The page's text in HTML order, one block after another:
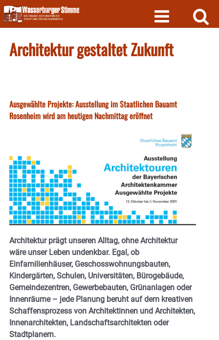
Skip
to
content
Architektur gestaltet Zukunft
Ausgewählte Projekte: Ausstellung im Staatlichen Bauamt
Rosenheim wird am heutigen Nachmittag eröffnet
Architektur prägt unseren Alltag, ohne Architektur
wäre unser Leben undenkbar. Egal, ob
Einfamilienhäuser, Geschosswohnungsbauten,
Kindergärten, Schulen, Universitäten, Bürogebäude,
Gemeindezentren, Gewerbebauten, Grünanlagen oder
Innenräume – jede Planung beruht auf dem kreativen
Schaffensprozess von Architektinnen und Architekten,
Innenarchitekten, Landschaftsarchitekten oder
Stadtplanern.